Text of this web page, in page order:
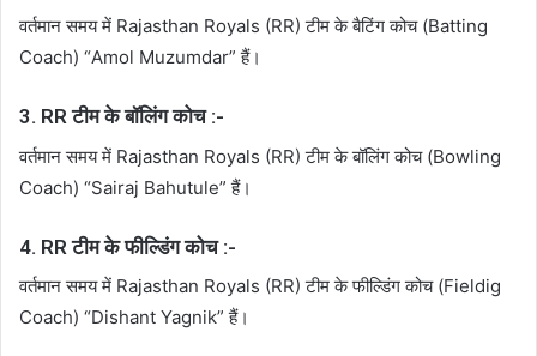
वर्तमान समय में Rajasthan Royals (RR) टीम के बैटिंग कोच (Batting
Coach) “Amol Muzumdar” हैं।
3. RR टीम के बॉलिंग कोच :-
वर्तमान समय में Rajasthan Royals (RR) टीम के बॉलिंग कोच (Bowling
Coach) “Sairaj Bahutule” हैं।
4. RR टीम के फील्डिंग कोच :-
वर्तमान समय में Rajasthan Royals (RR) टीम के फील्डिंग कोच (Fieldig
Coach) “Dishant Yagnik” हैं।